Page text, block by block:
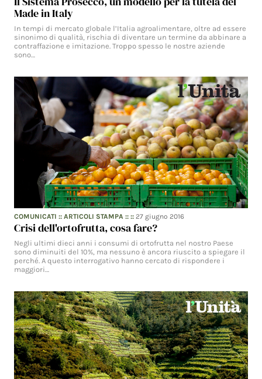
Made in Italy
In tempi di mercato globale l’Italia agroalimentare, oltre ad essere
sinonimo di qualità, rischia di diventare un termine da abbinare a
contraffazione e imitazione. Troppo spesso le nostre aziende
sono…
COMUNICATI ::ARTICOLI STAMPA :: ::27 giugno 2016
Crisi dell'ortofrutta, cosa fare?
Negli ultimi dieci anni i consumi di ortofrutta nel nostro Paese
sono diminuiti del 10%, ma nessuno è ancora riuscito a spiegare il
perché. A questo interrogativo hanno cercato di rispondere i
maggiori…